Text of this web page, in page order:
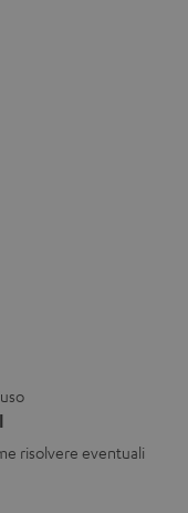
risolvere eventuali